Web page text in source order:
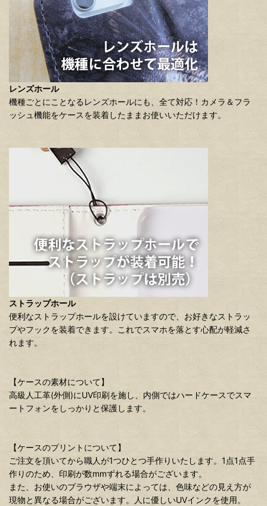
レンズホール
機種ごとにことなるレンズホールにも、全て対応！カメラ＆フラ
ッシュ機能をケースを装着したままお使いいただけます。
ストラップホール
便利なストラップホールを設けていますので、お好きなストラッ
プやフックを装着できます。これでスマホを落とす心配が軽減さ
れます。
【ケースの素材について】
高級人工革(外側)にUV印刷を施し、内側ではハードケースでスマ
ートフォンをしっかりと保護します。
【ケースのプリントについて】
ご注文を頂いてから職人が1つひとつ手作りいたします。1点1点手
作りのため、印刷が数mmずれる場合がございます。
また、お使いのブラウザや端末によっては、色味などの見え方が
現物と異なる場合がございます。人に優しいUVインクを使用。